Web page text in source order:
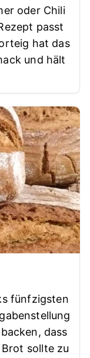
oder Chili
passt
hat das
und hält
fünfzigsten
dass
sollte zu